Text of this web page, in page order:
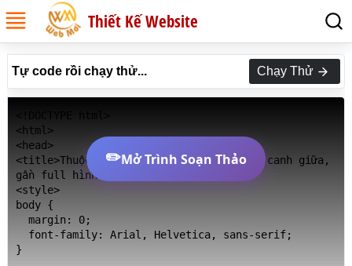
Thiết Kế Website
Tự code rồi chạy thử... Chạy Thử
<html>
<head>
<title>Thuộc tính background-position-x canh giữa,
gần full hình trong CSS</title>
<style>
body {
}
✏️Mở Trình Soạn Thảo